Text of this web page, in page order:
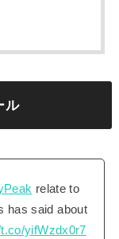
ル
relate to
has said about
yifWzdx0r7